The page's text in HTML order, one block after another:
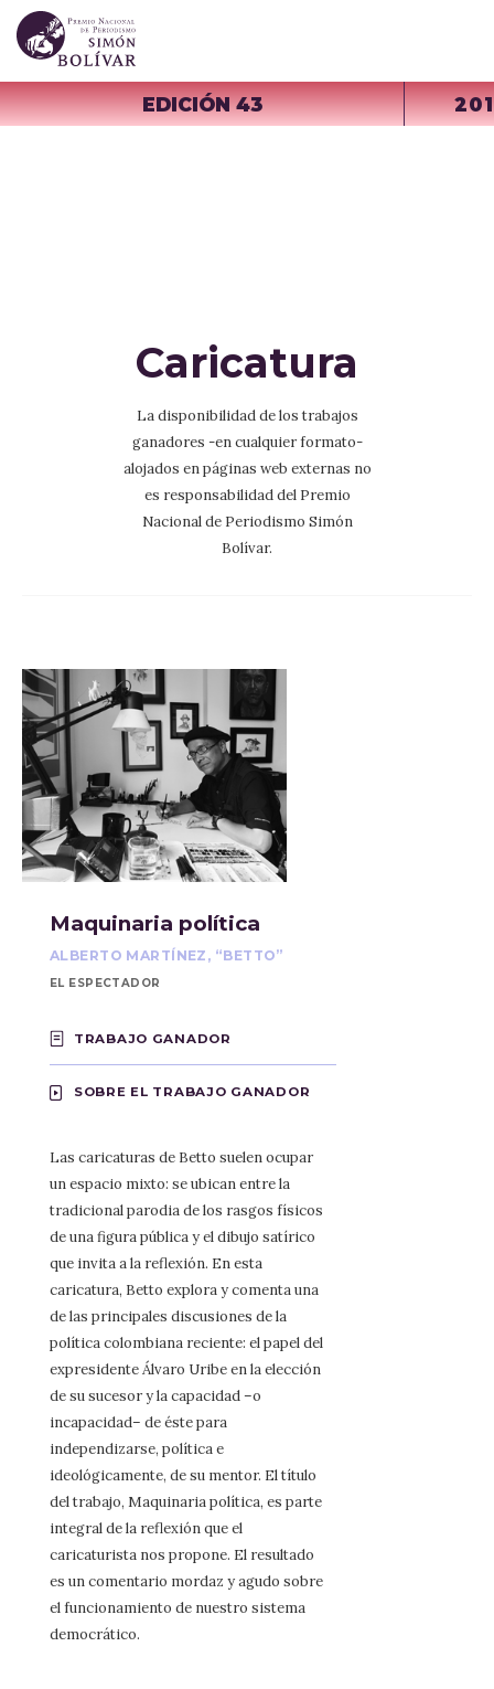
EDICIÓN 43
Caricatura
La disponibilidad de los trabajos
ganadores -en cualquier formato-
alojados en páginas web externas no
es responsabilidad del Premio
Nacional de Periodismo Simón
Bolívar.
Maquinaria política
ALBERTO MARTÍNEZ, “BETTO”
EL ESPECTADOR
TRABAJO GANADOR
SOBRE EL TRABAJO GANADOR
Las caricaturas de Betto suelen ocupar
un espacio mixto: se ubican entre la
tradicional parodia de los rasgos físicos
de una figura pública y el dibujo satírico
que invita a la reflexión. En esta
caricatura, Betto explora y comenta una
de las principales discusiones de la
política colombiana reciente: el papel del
expresidente Álvaro Uribe en la elección
de su sucesor y la capacidad –o
incapacidad– de éste para
independizarse, política e
ideológicamente, de su mentor. El título
del trabajo, Maquinaria política, es parte
integral de la reflexión que el
caricaturista nos propone. El resultado
es un comentario mordaz y agudo sobre
el funcionamiento de nuestro sistema
democrático.